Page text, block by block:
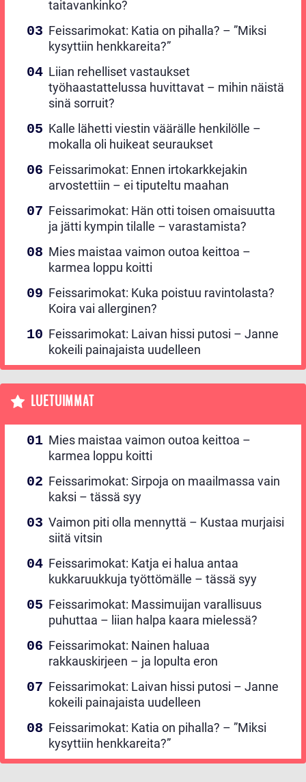
taitavankinko?
Feissarimokat: Katia on pihalla? – ”Miksi
kysyttiin henkkareita?”
Liian rehelliset vastaukset
työhaastattelussa huvittavat – mihin näistä
sinä sorruit?
Kalle lähetti viestin väärälle henkilölle –
mokalla oli huikeat seuraukset
Feissarimokat: Ennen irtokarkkejakin
arvostettiin – ei tiputeltu maahan
Feissarimokat: Hän otti toisen omaisuutta
ja jätti kympin tilalle – varastamista?
Mies maistaa vaimon outoa keittoa –
karmea loppu koitti
Feissarimokat: Kuka poistuu ravintolasta?
Koira vai allerginen?
Feissarimokat: Laivan hissi putosi – Janne
kokeili painajaista uudelleen
LUETUIMMAT
Mies maistaa vaimon outoa keittoa –
karmea loppu koitti
Feissarimokat: Sirpoja on maailmassa vain
kaksi – tässä syy
Vaimon piti olla mennyttä – Kustaa murjaisi
siitä vitsin
Feissarimokat: Katja ei halua antaa
kukkaruukkuja työttömälle – tässä syy
Feissarimokat: Massimuijan varallisuus
puhuttaa – liian halpa kaara mielessä?
Feissarimokat: Nainen haluaa
rakkauskirjeen – ja lopulta eron
Feissarimokat: Laivan hissi putosi – Janne
kokeili painajaista uudelleen
Feissarimokat: Katia on pihalla? – ”Miksi
kysyttiin henkkareita?”